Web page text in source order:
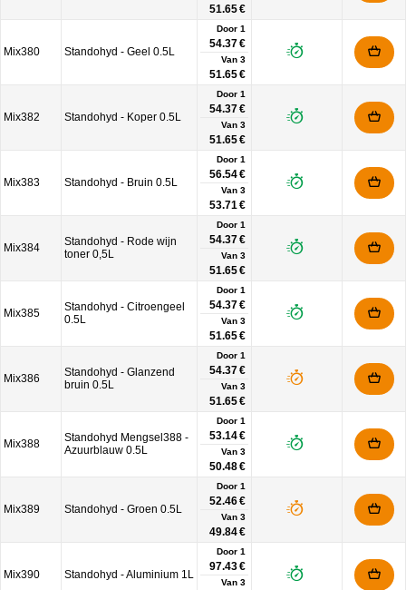
51.65 €
Mix380 Standohyd - Geel 0.5L
Door 1
54.37 €
Van 3
51.65 €
Mix382 Standohyd - Koper 0.5L
Door 1
54.37 €
Van 3
51.65 €
Mix383 Standohyd - Bruin 0.5L
Door 1
56.54 €
Van 3
53.71 €
Mix384
Standohyd - Rode wijn
toner 0,5L
Door 1
54.37 €
Van 3
51.65 €
Mix385
Standohyd - Citroengeel
0.5L
Door 1
54.37 €
Van 3
51.65 €
Mix386
Standohyd - Glanzend
bruin 0.5L
Door 1
54.37 €
Van 3
51.65 €
Mix388
Standohyd Mengsel388 -
Azuurblauw 0.5L
Door 1
53.14 €
Van 3
50.48 €
Mix389 Standohyd - Groen 0.5L
Door 1
52.46 €
Van 3
49.84 €
Mix390 Standohyd - Aluminium 1L
Door 1
97.43 €
Van 3